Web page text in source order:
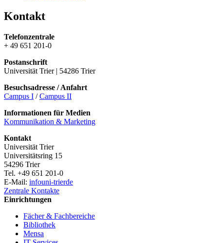
Kontakt
Telefonzentrale
+ 49 651 201-0
Postanschrift
Universität Trier | 54286 Trier
Besuchsadresse / Anfahrt
Campus I /Campus II
Informationen für Medien
Kommunikation & Marketing
Kontakt
Universität Trier
Universitätsring 15
54296 Trier
Tel. +49 651 201-0
E-Mail: infouni-trierde
Zentrale Kontakte
Einrichtungen
Fächer & Fachbereiche
Bibliothek
Mensa